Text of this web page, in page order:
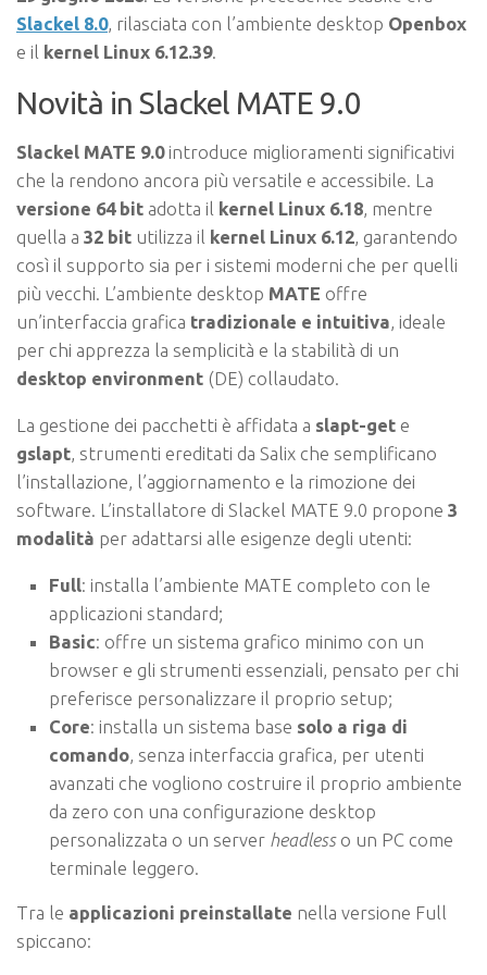
Slackel 8.0, rilasciata con l’ambiente desktop Openbox
e il kernel Linux 6.12.39.
Novità in Slackel MATE 9.0
Slackel MATE 9.0introduce miglioramenti significativi
che la rendono ancora più versatile e accessibile. La
versione 64 bit adotta il kernel Linux 6.18, mentre
quella a 32 bit utilizza il kernel Linux 6.12, garantendo
così il supporto sia per i sistemi moderni che per quelli
più vecchi. L’ambiente desktop MATE offre
un’interfaccia grafica tradizionale e intuitiva, ideale
per chi apprezza la semplicità e la stabilità di un
desktop environment (DE) collaudato.
La gestione dei pacchetti è affidata a slapt-get e
gslapt, strumenti ereditati da Salix che semplificano
l’installazione, l’aggiornamento e la rimozione dei
software. L’installatore di Slackel MATE 9.0 propone 3
modalità per adattarsi alle esigenze degli utenti:
Full: installa l’ambiente MATE completo con le
applicazioni standard;
Basic: offre un sistema grafico minimo con un
browser e gli strumenti essenziali, pensato per chi
preferisce personalizzare il proprio setup;
Core: installa un sistema base solo a riga di
comando , senza interfaccia grafica, per utenti
avanzati che vogliono costruire il proprio ambiente
da zero con una configurazione desktop
personalizzata o un server headlesso un PC come
terminale leggero.
Tra le applicazioni preinstallate nella versione Full
spiccano: